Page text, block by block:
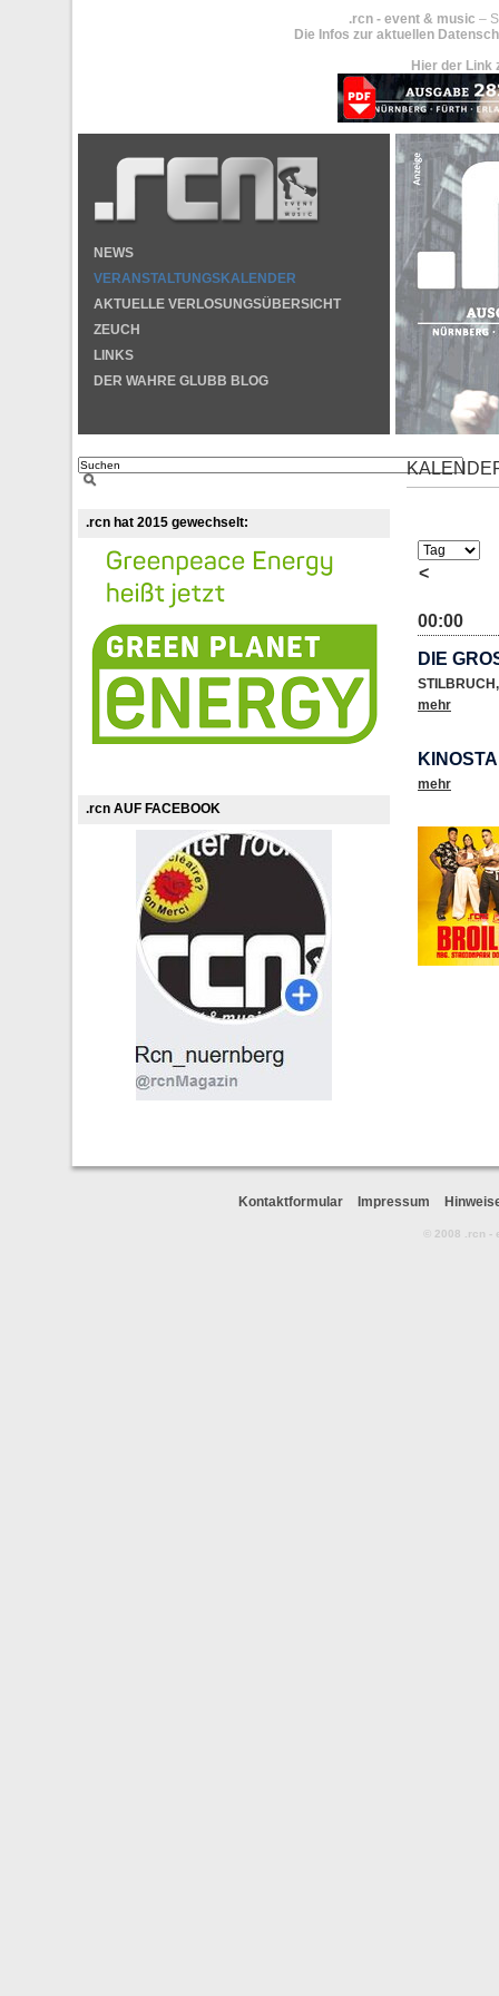
.rcn - event & music –
Die Infos zur aktuellen
Hier der Link
NEWS
VERANSTALTUNGSKALENDER
AKTUELLE VERLOSUNGSÜBERSICHT
ZEUCH
LINKS
DER WAHRE GLUBB BLOG
.rcn hat 2015 gewechselt:
.rcn AUF FACEBOOK
<
00:00
DIE
STILBRUCH,
mehr
mehr
Kontaktformular Impressum
© 2008 .rcn